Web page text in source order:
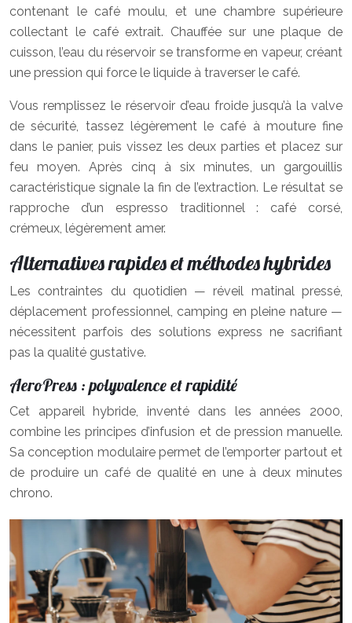
contenant le café moulu, et une chambre supérieure
collectant le café extrait. Chauffée sur une plaque de
cuisson, l’eau du réservoir se transforme en vapeur, créant
une pression qui force le liquide à traverser le café.
Vous remplissez le réservoir d’eau froide jusqu’à la valve
de sécurité, tassez légèrement le café à mouture fine
dans le panier, puis vissez les deux parties et placez sur
feu moyen. Après cinq à six minutes, un gargouillis
caractéristique signale la fin de l’extraction. Le résultat se
rapproche d’un espresso traditionnel : café corsé,
crémeux, légèrement amer.
Alternatives rapides et méthodes hybrides
Les contraintes du quotidien — réveil matinal pressé,
déplacement professionnel, camping en pleine nature —
nécessitent parfois des solutions express ne sacrifiant
pas la qualité gustative.
AeroPress : polyvalence et rapidité
Cet appareil hybride, inventé dans les années 2000,
combine les principes d’infusion et de pression manuelle.
Sa conception modulaire permet de l’emporter partout et
de produire un café de qualité en une à deux minutes
chrono.